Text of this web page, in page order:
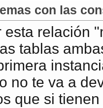
localhost/mantis/
echo $resEmp[ 'value' ]; ?>
<?php echo $resEmp[
$resEmp
con las
esta relación
tablas
no te va a
que si